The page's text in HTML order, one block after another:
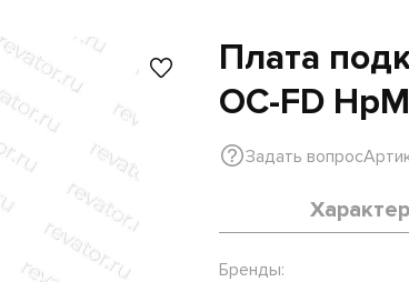
Плата
OC-FD
Задать вопрос
Бренды: